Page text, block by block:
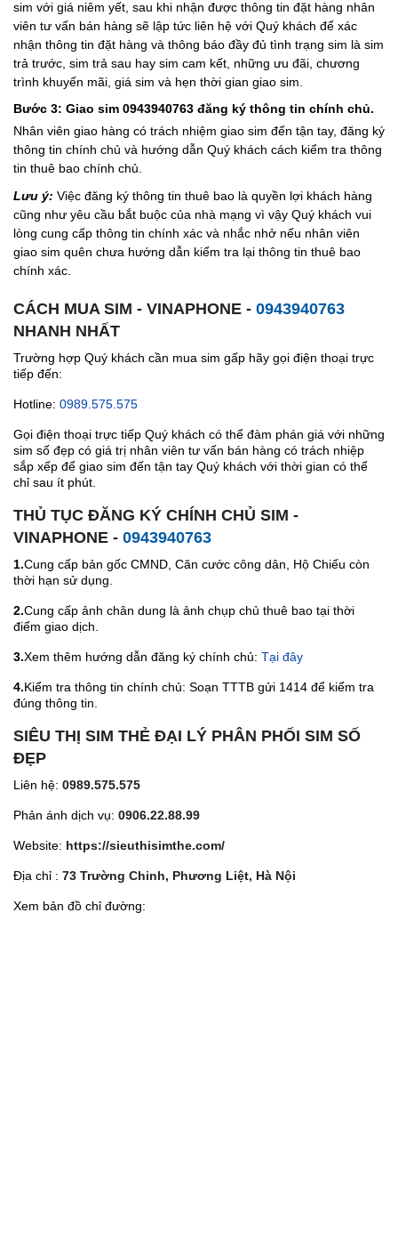
sim với giá niêm yết, sau khi nhận được thông tin đặt hàng nhân
viên tư vấn bán hàng sẽ lập tức liên hệ với Quý khách để xác
nhận thông tin đặt hàng và thông báo đầy đủ tình trạng sim là sim
trả trước, sim trả sau hay sim cam kết, những ưu đãi, chương
trình khuyến mãi, giá sim và hẹn thời gian giao sim.
Bước 3: Giao sim 0943940763 đăng ký thông tin chính chủ.
Nhân viên giao hàng có trách nhiệm giao sim đến tận tay, đăng ký
thông tin chính chủ và hướng dẫn Quý khách cách kiểm tra thông
tin thuê bao chính chủ.
Lưu ý: Việc đăng ký thông tin thuê bao là quyền lợi khách hàng
cũng như yêu cầu bắt buộc của nhà mạng vì vậy Quý khách vui
lòng cung cấp thông tin chính xác và nhắc nhở nếu nhân viên
giao sim quên chưa hướng dẫn kiểm tra lại thông tin thuê bao
chính xác.
CÁCH MUA SIM - VINAPHONE - 0943940763
NHANH NHẤT
Trường hợp Quý khách cần mua sim gấp hãy gọi điện thoại trực
tiếp đến:
Hotline: 0989.575.575
Gọi điện thoại trực tiếp Quý khách có thể đàm phán giá với những
sim số đẹp có giá trị nhân viên tư vấn bán hàng có trách nhiệp
sắp xếp để giao sim đến tận tay Quý khách với thời gian có thể
chỉ sau ít phút.
THỦ TỤC ĐĂNG KÝ CHÍNH CHỦ SIM -
VINAPHONE - 0943940763
1.Cung cấp bản gốc CMND, Căn cước công dân, Hộ Chiếu còn
thời hạn sử dụng.
2.Cung cấp ảnh chân dung là ảnh chụp chủ thuê bao tại thời
điểm giao dịch.
3.Xem thêm hướng dẫn đăng ký chính chủ: Tại đây
4.Kiểm tra thông tin chính chủ: Soạn TTTB gửi 1414 để kiểm tra
đúng thông tin.
SIÊU THỊ SIM THẺ ĐẠI LÝ PHÂN PHỐI SIM SỐ
ĐẸP
Liên hệ: 0989.575.575
Phản ánh dịch vụ: 0906.22.88.99
Website: https://sieuthisimthe.com/
Địa chỉ : 73 Trường Chinh, Phương Liệt, Hà Nội
Xem bản đồ chỉ đường: